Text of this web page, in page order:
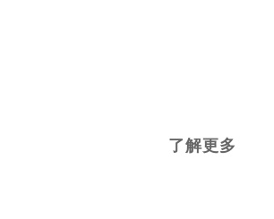
了解更多